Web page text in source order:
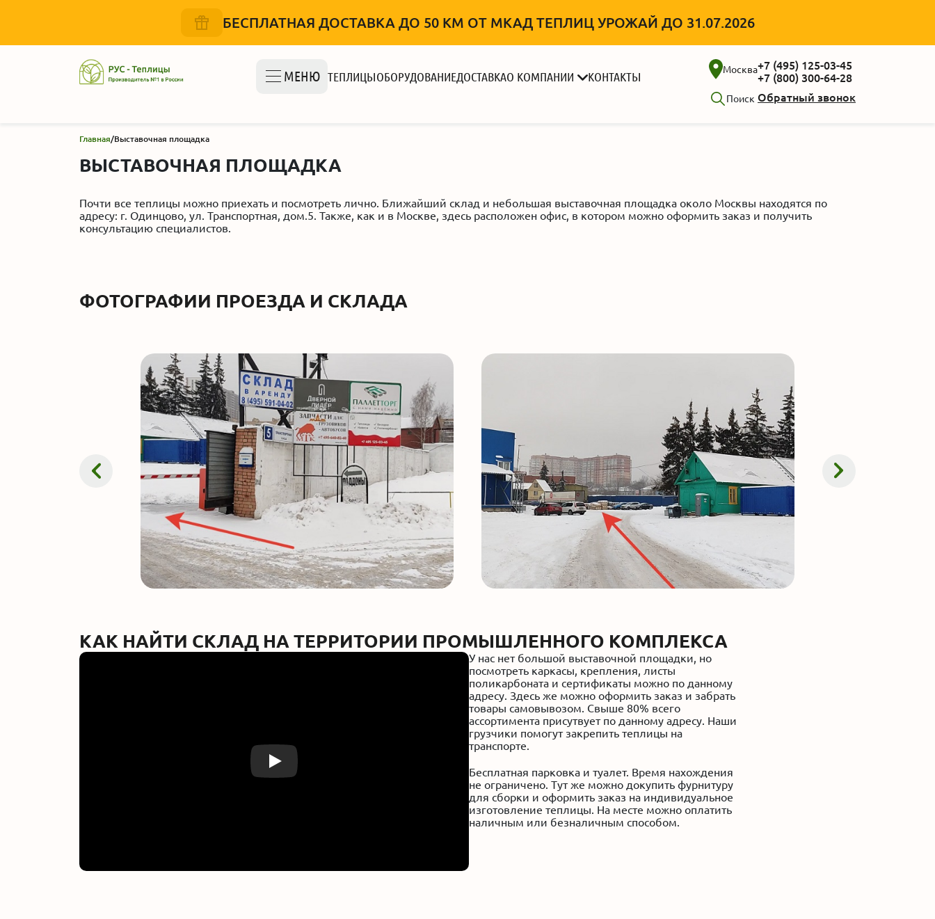
БЕСПЛАТНАЯ ДОСТАВКА ДО 50 КМ ОТ МКАД ТЕПЛИЦ УРОЖАЙ ДО 31.07.2026
МЕНЮ ТЕПЛИЦЫОБОРУДОВАНИЕДОСТАВКАО КОМПАНИИ КОНТАКТЫ Москва
Поиск
+7 (495) 125-03-45
+7 (800) 300-64-28
Обратный звонок
Главная/Выставочная площадка
ВЫСТАВОЧНАЯ ПЛОЩАДКА
Почти все теплицы можно приехать и посмотреть лично. Ближайший склад и небольшая выставочная площадка около Москвы находятся по
адресу: г. Одинцово, ул. Транспортная, дом.5. Также, как и в Москве, здесь расположен офис, в котором можно оформить заказ и получить
консультацию специалистов.
ФОТОГРАФИИ ПРОЕЗДА И СКЛАДА
КАК НАЙТИ СКЛАД НА ТЕРРИТОРИИ ПРОМЫШЛЕННОГО КОМПЛЕКСА
Play
У нас нет большой выставочной площадки, но
посмотреть каркасы, крепления, листы
поликарбоната и сертификаты можно по данному
адресу. Здесь же можно оформить заказ и забрать
товары самовывозом. Свыше 80% всего
ассортимента присутвует по данному адресу. Наши
грузчики помогут закрепить теплицы на
транспорте.
Бесплатная парковка и туалет. Время нахождения
не ограничено. Тут же можно докупить фурнитуру
для сборки и оформить заказ на индивидуальное
изготовление теплицы. На месте можно оплатить
наличным или безналичным способом.